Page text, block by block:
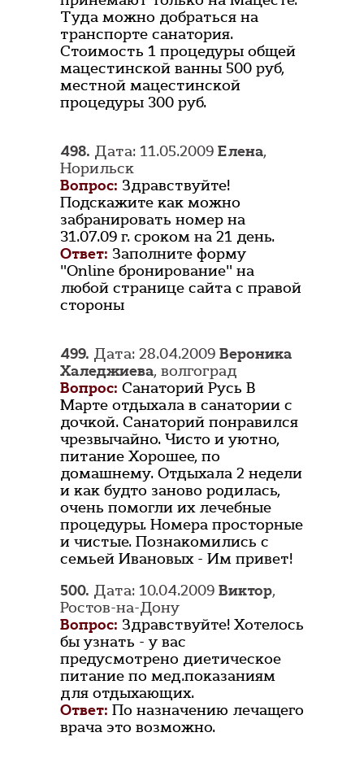
Туда можно добраться на
транспорте санатория.
Стоимость 1 процедуры общей
мацестинской ванны 500 руб,
местной мацестинской
процедуры 300 руб.
498. Дата: 11.05.2009 Елена,
Норильск
Вопрос: Здравствуйте!
Подскажите как можно
забранировать номер на
31.07.09 г. сроком на 21 день.
Ответ: Заполните форму
"Online бронирование" на
любой странице сайта с правой
стороны
499. Дата: 28.04.2009 Вероника
Халеджиева, волгоград
Вопрос: Санаторий Русь В
Марте отдыхала в санатории с
дочкой. Санаторий понравился
чрезвычайно. Чисто и уютно,
питание Хорошее, по
домашнему. Отдыхала 2 недели
и как будто заново родилась,
очень помогли их лечебные
процедуры. Номера просторные
и чистые. Познакомились с
семьей Ивановых - Им привет!
500. Дата: 10.04.2009 Виктор,
Ростов-на-Дону
Вопрос: Здравствуйте! Хотелось
бы узнать - у вас
предусмотрено диетическое
питание по мед.показаниям
для отдыхающих.
Ответ: По назначению лечащего
врача это возможно.